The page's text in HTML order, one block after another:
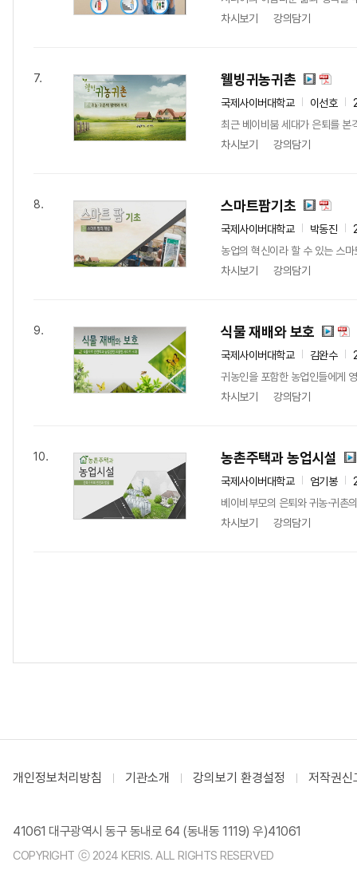
차시보기
강의담기
7. 웰빙귀농귀촌
국제사이버대학교 이선호
최근 베이비붐 세대가 은퇴를 본
차시보기
강의담기
8. 스마트팜기초
국제사이버대학교 박동진
농업의 혁신이라 할 수 있는 스
차시보기
강의담기
9. 식물 재배와 보호
국제사이버대학교 김완수
귀농인을 포함한 농업인들에게
차시보기
강의담기
10. 농촌주택과 농업시설
국제사이버대학교 엄기봉
베이비부모의 은퇴와 귀농·귀촌
차시보기
강의담기
개인정보처리방침 기관소개 강의보기 환경설정 저작권신
41061 대구광역시 동구 동내로 64 (동내동 1119) 우)41061
COPYRIGHT ⓒ 2024 KERIS. ALL RIGHTS RESERVED